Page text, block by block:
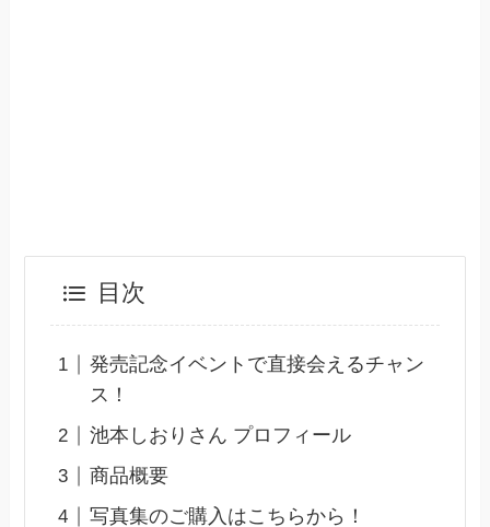
目次
発売記念イベントで直接会えるチャン
ス！
池本しおりさん プロフィール
商品概要
写真集のご購入はこちらから！